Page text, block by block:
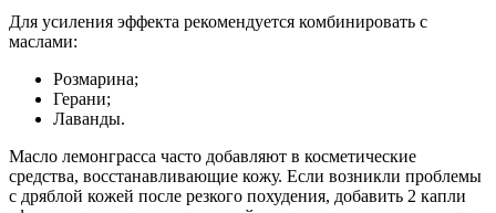
Для усиления эффекта рекомендуется комбинировать с
маслами:
Розмарина;
Герани;
Лаванды.
Масло лемонграсса часто добавляют в косметические
средства, восстанавливающие кожу. Если возникли проблемы
с дряблой кожей после резкого похудения, добавить 2 капли